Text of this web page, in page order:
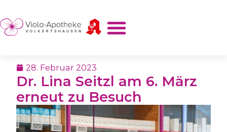
28. Februar 2023
Dr. Lina Seitzl am 6. März
erneut zu Besuch